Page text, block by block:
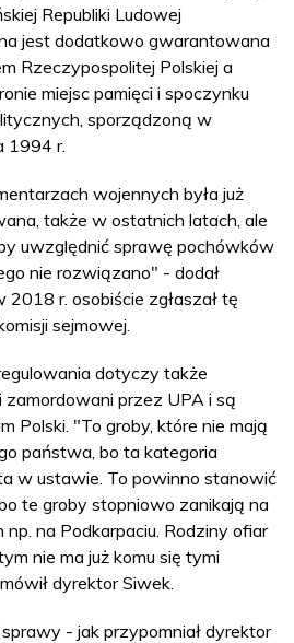
Republiki Ludowej
jest dodatkowo gwarantowana
Rzeczypospolitej Polskiej a
miejsc pamięci i spoczynku
sporządzoną w
1994 r.
wojennych była już
także w ostatnich latach, ale
uwzględnić sprawę pochówków
nie rozwiązano" - dodał
r. osobiście zgłaszał tę
sejmowej.
dotyczy także
przez UPA i są
Polski. "To groby, które nie mają
państwa, bo ta kategoria
w ustawie. To powinno stanowić
te groby stopniowo zanikają na
na Podkarpaciu. Rodziny ofiar
nie ma już komu się tymi
dyrektor Siwek.
- jak przypomniał dyrektor